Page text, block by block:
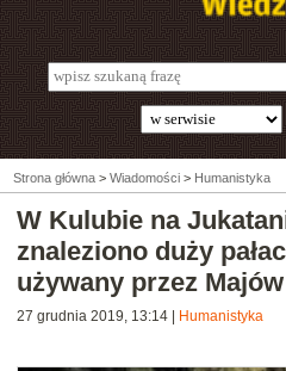
Strona główna > Wiadomości > Humanistyka
W Kulubie na
znaleziono duży pałac
używany przez Majów
27 grudnia 2019, 13:14 Humanistyka